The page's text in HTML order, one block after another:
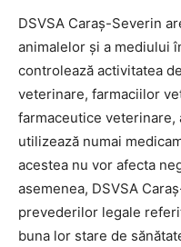
DSVSA Caraș-Severin
animalelor și a mediului
controlează activitatea
veterinare, farmaciilor
farmaceutice veterinare,
utilizează numai
acestea nu vor afecta
asemenea, DSVSA
prevederilor legale
buna lor stare de